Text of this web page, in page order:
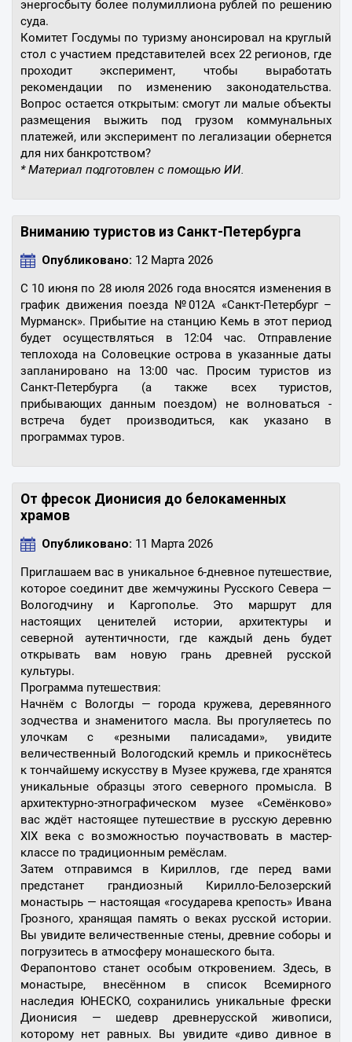
энергосбыту более полумиллиона рублей по решению
суда.
Комитет Госдумы по туризму анонсировал на круглый
стол с участием представителей всех 22 регионов, где
проходит эксперимент, чтобы выработать
рекомендации по изменению законодательства.
Вопрос остается открытым: смогут ли малые объекты
размещения выжить под грузом коммунальных
платежей, или эксперимент по легализации обернется
для них банкротством?
* Материал подготовлен с помощью ИИ.
Вниманию туристов из Санкт-Петербурга
Опубликовано: 12 Марта 2026
С 10 июня по 28 июля 2026 года вносятся изменения в
график движения поезда №012А «Санкт-Петербург –
Мурманск». Прибытие на станцию Кемь в этот период
будет осуществляться в 12:04 час. Отправление
теплохода на Соловецкие острова в указанные даты
запланировано на 13:00 час. Просим туристов из
Санкт-Петербурга (а также всех туристов,
прибывающих данным поездом) не волноваться -
встреча будет производиться, как указано в
программах туров.
От фресок Дионисия до белокаменных
храмов
Опубликовано: 11 Марта 2026
Приглашаем вас в уникальное 6-дневное путешествие,
которое соединит две жемчужины Русского Севера —
Вологодчину и Каргополье. Это маршрут для
настоящих ценителей истории, архитектуры и
северной аутентичности, где каждый день будет
открывать вам новую грань древней русской
культуры.
Программа путешествия:
Начнём с Вологды — города кружева, деревянного
зодчества и знаменитого масла. Вы прогуляетесь по
улочкам с «резными палисадами», увидите
величественный Вологодский кремль и прикоснётесь
к тончайшему искусству в Музее кружева, где хранятся
уникальные образцы этого северного промысла. В
архитектурно-этнографическом музее «Семёнково»
вас ждёт настоящее путешествие в русскую деревню
XIX века с возможностью поучаствовать в мастер-
классе по традиционным ремёслам.
Затем отправимся в Кириллов, где перед вами
предстанет грандиозный Кирилло-Белозерский
монастырь — настоящая «государева крепость» Ивана
Грозного, хранящая память о веках русской истории.
Вы увидите величественные стены, древние соборы и
погрузитесь в атмосферу монашеского быта.
Ферапонтово станет особым откровением. Здесь, в
монастыре, внесённом в список Всемирного
наследия ЮНЕСКО, сохранились уникальные фрески
Дионисия — шедевр древнерусской живописи,
которому нет равных. Вы увидите «диво дивное в